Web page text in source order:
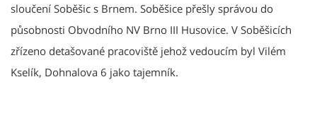
sloučení Soběšic s Brnem. Soběšice přešly správou do
působnosti Obvodního NV Brno III Husovice. V Soběšicích
zřízeno detašované pracoviště jehož vedoucím byl Vilém
Kselík, Dohnalova 6 jako tajemník.